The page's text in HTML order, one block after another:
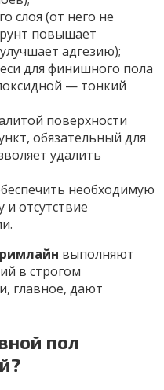
слоя (от него не
повышает
адгезию);
для финишного пола
— тонкий
поверхности
обязательный для
удалить
необходимую
и отсутствие
выполняют
в строгом
главное, дают
пол